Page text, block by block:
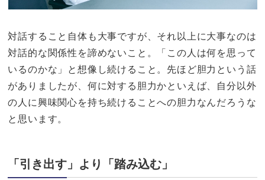
対話すること自体も大事ですが、それ以上に大事なのは
対話的な関係性を諦めないこと。「この人は何を思って
いるのかな」と想像し続けること。先ほど胆力という話
がありましたが、何に対する胆力かといえば、自分以外
の人に興味関心を持ち続けることへの胆力なんだろうな
と思います。
「引き出す」より「踏み込む」